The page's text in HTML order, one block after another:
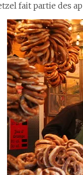
fait partie des